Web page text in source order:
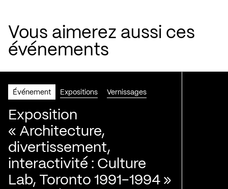
Vous aimerez aussi ces
événements
Événement Expositions Vernissages
Exposition
« Architecture,
divertissement,
interactivité : Culture
Lab, Toronto 1991-1994 »